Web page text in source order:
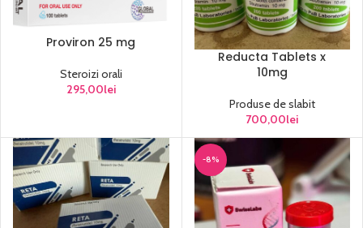
Proviron 25 mg
Steroizi orali
295,00lei
Reducta Tablets x
10mg
Produse de slabit
700,00lei
-8%